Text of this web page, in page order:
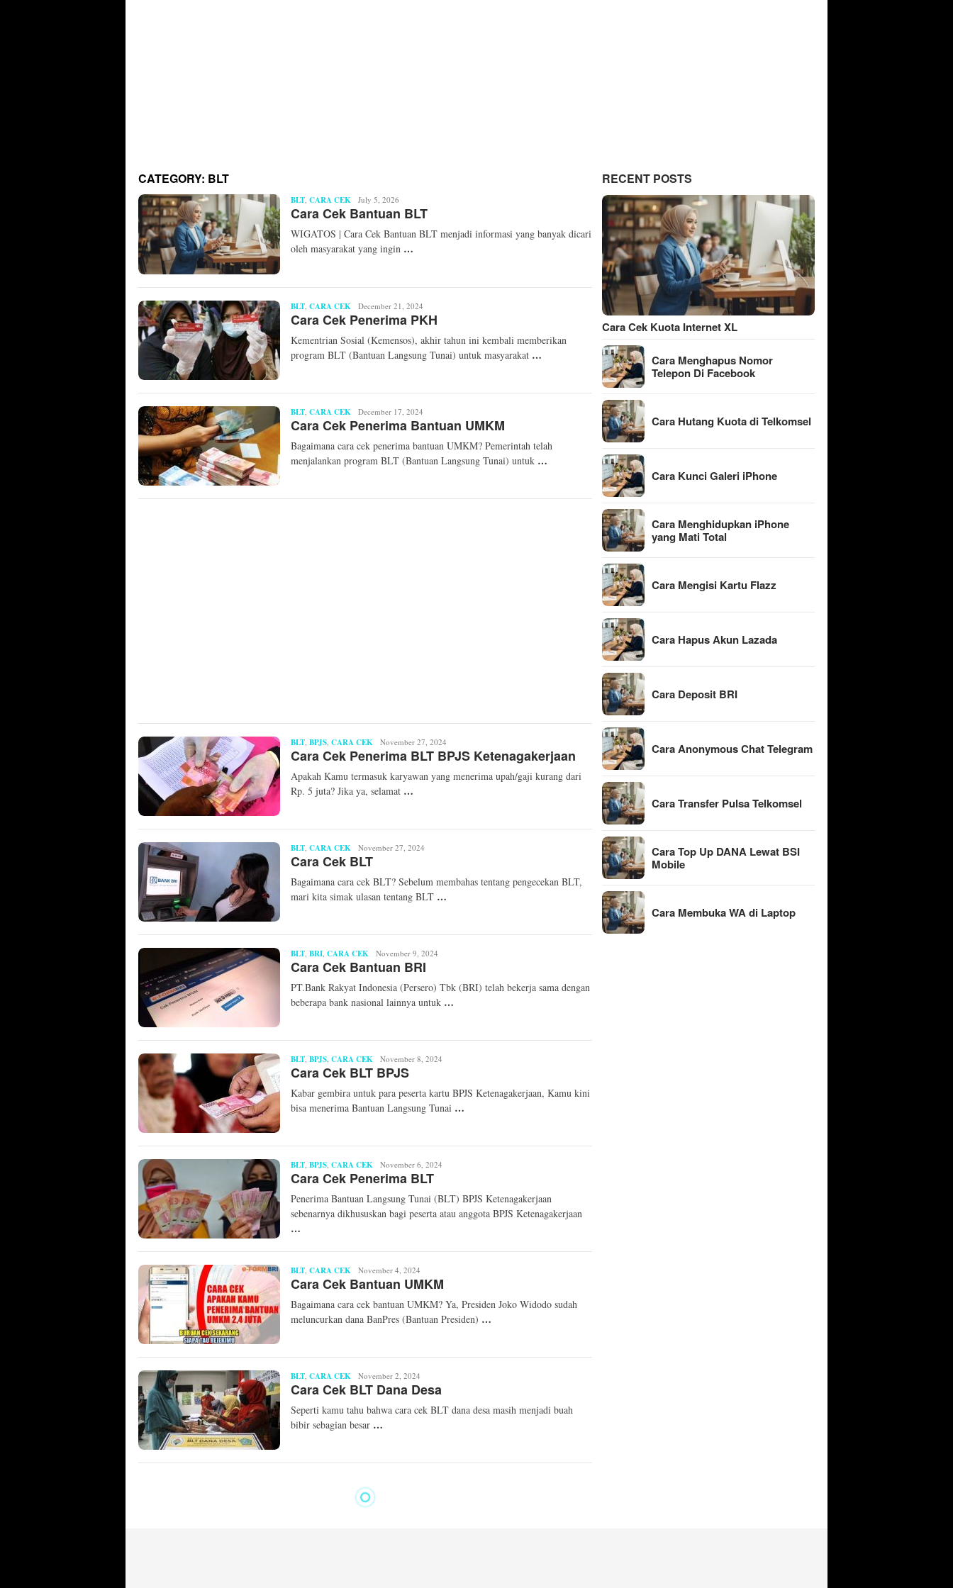
CATEGORY: BLT
BLT, CARA CEK Suryati
Ningsih
July 5, 2026
Cara Cek Bantuan BLT
WIGATOS | Cara Cek Bantuan BLT menjadi informasi yang banyak dicari
oleh masyarakat yang ingin …
BLT, CARA CEK Mita
Mellinda
December 21, 2024
Cara Cek Penerima PKH
Kementrian Sosial (Kemensos), akhir tahun ini kembali memberikan
program BLT (Bantuan Langsung Tunai) untuk masyarakat …
BLT, CARA CEK Mita
Mellinda
December 17, 2024
Cara Cek Penerima Bantuan UMKM
Bagaimana cara cek penerima bantuan UMKM? Pemerintah telah
menjalankan program BLT (Bantuan Langsung Tunai) untuk …
BLT, BPJS, CARA CEK Mita
Mellinda
November 27, 2024
Cara Cek Penerima BLT BPJS Ketenagakerjaan
Apakah Kamu termasuk karyawan yang menerima upah/gaji kurang dari
Rp. 5 juta? Jika ya, selamat …
BLT, CARA CEK Mita
Mellinda
November 27, 2024
Cara Cek BLT
Bagaimana cara cek BLT? Sebelum membahas tentang pengecekan BLT,
mari kita simak ulasan tentang BLT …
BLT, BRI, CARA CEK Syaid
Ahmad
November 9, 2024
Cara Cek Bantuan BRI
PT.Bank Rakyat Indonesia (Persero) Tbk (BRI) telah bekerja sama dengan
beberapa bank nasional lainnya untuk …
BLT, BPJS, CARA CEK Mita
Mellinda
November 8, 2024
Cara Cek BLT BPJS
Kabar gembira untuk para peserta kartu BPJS Ketenagakerjaan, Kamu kini
bisa menerima Bantuan Langsung Tunai …
BLT, BPJS, CARA CEK Mita
Mellinda
November 6, 2024
Cara Cek Penerima BLT
Penerima Bantuan Langsung Tunai (BLT) BPJS Ketenagakerjaan
sebenarnya dikhususkan bagi peserta atau anggota BPJS Ketenagakerjaan
…
BLT, CARA CEK Mita
Mellinda
November 4, 2024
Cara Cek Bantuan UMKM
Bagaimana cara cek bantuan UMKM? Ya, Presiden Joko Widodo sudah
meluncurkan dana BanPres (Bantuan Presiden) …
BLT, CARA CEK Syaid
Ahmad
November 2, 2024
Cara Cek BLT Dana Desa
Seperti kamu tahu bahwa cara cek BLT dana desa masih menjadi buah
bibir sebagian besar …
RECENT POSTS
Cara Cek Kuota Internet XL
Cara Menghapus Nomor
Telepon Di Facebook
Cara Hutang Kuota di Telkomsel
Cara Kunci Galeri iPhone
Cara Menghidupkan iPhone
yang Mati Total
Cara Mengisi Kartu Flazz
Cara Hapus Akun Lazada
Cara Deposit BRI
Cara Anonymous Chat Telegram
Cara Transfer Pulsa Telkomsel
Cara Top Up DANA Lewat BSI
Mobile
Cara Membuka WA di Laptop